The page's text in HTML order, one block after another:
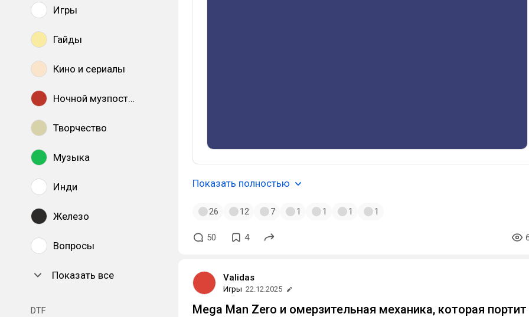
Игры
Гайды
Кино и сериалы
Ночной музпостинг
Творчество
Музыка
Инди
Железо
Вопросы
Показать все
DTF
Показать полностью
26 12 7 1 1 1 1
50 4
Validas
Игры 22.12.2025
Mega Man Zero и омерзительная механика, которая портит